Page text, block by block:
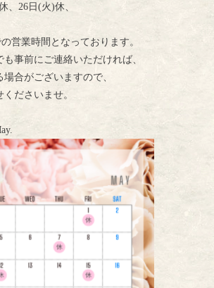
、 26日(火)休、
営業時間と なっております。
事前にご連絡いただければ、
合がございますので、
ださいませ。